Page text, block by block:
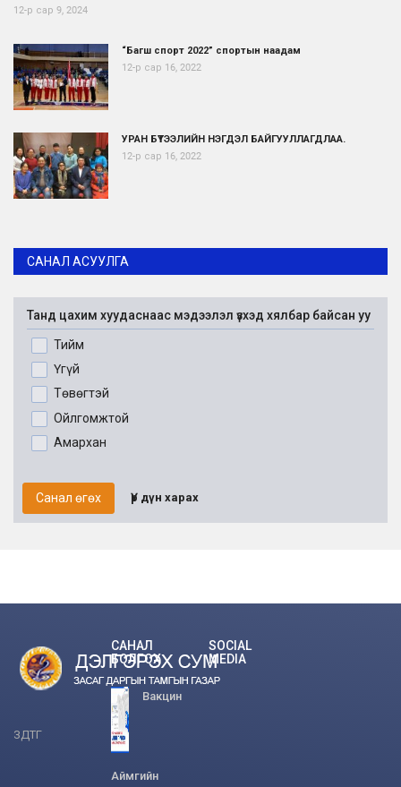
12-р сар 9, 2024
“Багш спорт 2022” спортын наадам
12-р сар 16, 2022
УРАН БҮТЭЭЛИЙН НЭГДЭЛ БАЙГУУЛЛАГДЛАА.
12-р сар 16, 2022
САНАЛ АСУУЛГА
Танд цахим хуудаснаас мэдээлэл үзхэд хялбар байсан уу
Тийм
Үгүй
Төвөгтэй
Ойлгомжтой
Амархан
Санал өгөх Үр дүн харах
ЗДТГ
САНАЛ
БОЛГОХ
Вакцин
Аймгийн
SOCIAL
MEDIA